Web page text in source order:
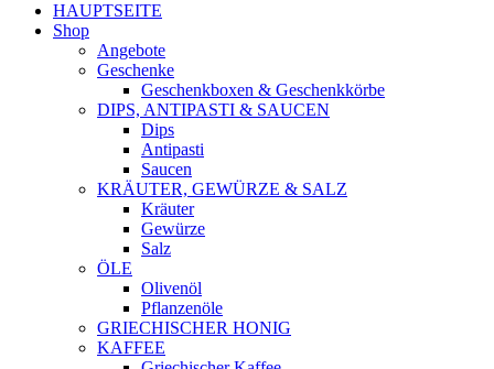
HAUPTSEITE
Shop
Angebote
Geschenke
Geschenkboxen & Geschenkkörbe
DIPS, ANTIPASTI & SAUCEN
Dips
Antipasti
Saucen
KRÄUTER, GEWÜRZE & SALZ
Kräuter
Gewürze
Salz
ÖLE
Olivenöl
Pflanzenöle
GRIECHISCHER HONIG
KAFFEE